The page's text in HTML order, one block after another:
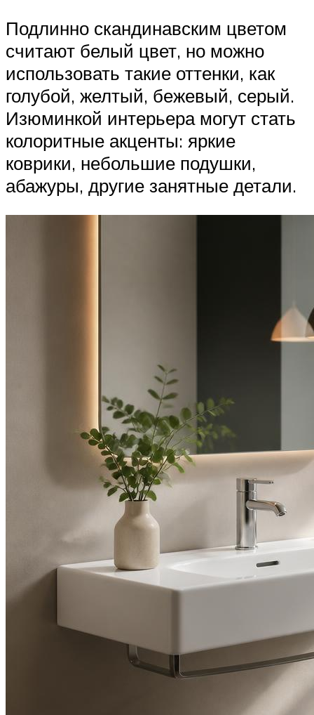
Подлинно скандинавским цветом
считают белый цвет, но можно
использовать такие оттенки, как
голубой, желтый, бежевый, серый.
Изюминкой интерьера могут стать
колоритные акценты: яркие
коврики, небольшие подушки,
абажуры, другие занятные детали.